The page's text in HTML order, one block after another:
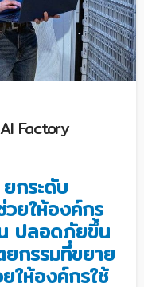
Factory
กระดับ
ยให้องค์กร
ปลอดภัยขึ้น
กรรมที่ขยาย
ให้องค์กรใช้